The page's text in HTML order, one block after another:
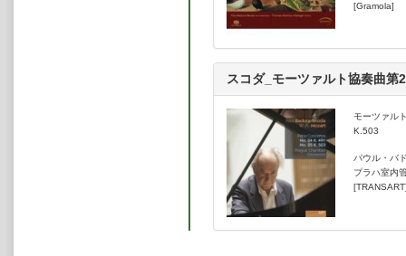
[Gramola]
スコダ_モーツァルト協奏曲第
モーツァル
K.503
パウル・バ
プラハ室内